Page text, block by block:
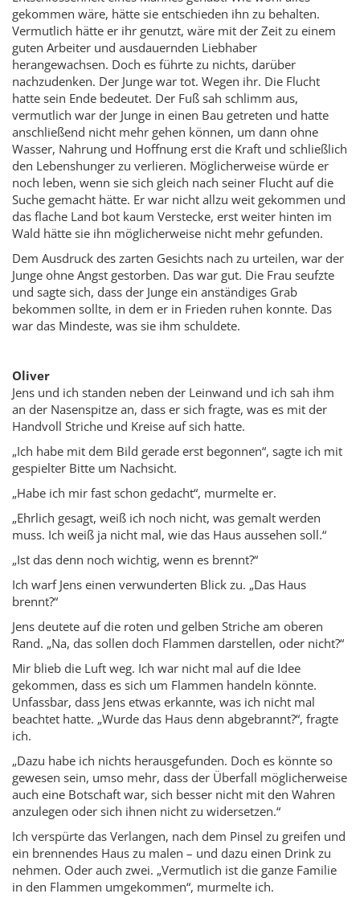
gekommen wäre, hätte sie entschieden ihn zu behalten.
Vermutlich hätte er ihr genutzt, wäre mit der Zeit zu einem
guten Arbeiter und ausdauernden Liebhaber
herangewachsen. Doch es führte zu nichts, darüber
nachzudenken. Der Junge war tot. Wegen ihr. Die Flucht
hatte sein Ende bedeutet. Der Fuß sah schlimm aus,
vermutlich war der Junge in einen Bau getreten und hatte
anschließend nicht mehr gehen können, um dann ohne
Wasser, Nahrung und Hoffnung erst die Kraft und schließlich
den Lebenshunger zu verlieren. Möglicherweise würde er
noch leben, wenn sie sich gleich nach seiner Flucht auf die
Suche gemacht hätte. Er war nicht allzu weit gekommen und
das flache Land bot kaum Verstecke, erst weiter hinten im
Wald hätte sie ihn möglicherweise nicht mehr gefunden.
Dem Ausdruck des zarten Gesichts nach zu urteilen, war der
Junge ohne Angst gestorben. Das war gut. Die Frau seufzte
und sagte sich, dass der Junge ein anständiges Grab
bekommen sollte, in dem er in Frieden ruhen konnte. Das
war das Mindeste, was sie ihm schuldete.
Oliver
Jens und ich standen neben der Leinwand und ich sah ihm
an der Nasenspitze an, dass er sich fragte, was es mit der
Handvoll Striche und Kreise auf sich hatte.
„Ich habe mit dem Bild gerade erst begonnen“, sagte ich mit
gespielter Bitte um Nachsicht.
„Habe ich mir fast schon gedacht“, murmelte er.
„Ehrlich gesagt, weiß ich noch nicht, was gemalt werden
muss. Ich weiß ja nicht mal, wie das Haus aussehen soll.“
„Ist das denn noch wichtig, wenn es brennt?“
Ich warf Jens einen verwunderten Blick zu. „Das Haus
brennt?“
Jens deutete auf die roten und gelben Striche am oberen
Rand. „Na, das sollen doch Flammen darstellen, oder nicht?“
Mir blieb die Luft weg. Ich war nicht mal auf die Idee
gekommen, dass es sich um Flammen handeln könnte.
Unfassbar, dass Jens etwas erkannte, was ich nicht mal
beachtet hatte. „Wurde das Haus denn abgebrannt?“, fragte
ich.
„Dazu habe ich nichts herausgefunden. Doch es könnte so
gewesen sein, umso mehr, dass der Überfall möglicherweise
auch eine Botschaft war, sich besser nicht mit den Wahren
anzulegen oder sich ihnen nicht zu widersetzen.“
Ich verspürte das Verlangen, nach dem Pinsel zu greifen und
ein brennendes Haus zu malen – und dazu einen Drink zu
nehmen. Oder auch zwei. „Vermutlich ist die ganze Familie
in den Flammen umgekommen“, murmelte ich.